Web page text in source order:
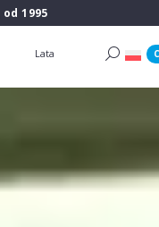
od 1995
Lata